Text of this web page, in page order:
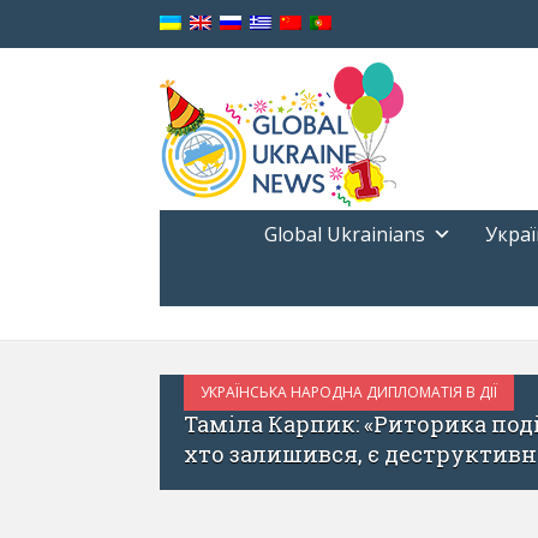
Global Ukrainians
хто виїхав, і тих,
УКРАЇНА І СВІТ
СЕРПЕНЬ 10, 2017
Імідж України у